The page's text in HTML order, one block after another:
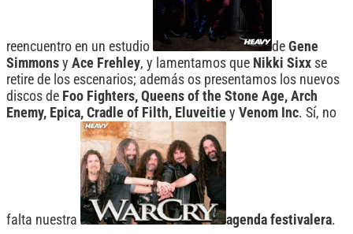
reencuentro en un estudio de Gene
Simmons y Ace Frehley, y lamentamos que Nikki Sixx se
retire de los escenarios; además os presentamos los nuevos
discos de Foo Fighters, Queens of the Stone Age, Arch
Enemy, Epica, Cradle of Filth, Eluveitie y Venom Inc. Sí, no
falta nuestra agenda festivalera.